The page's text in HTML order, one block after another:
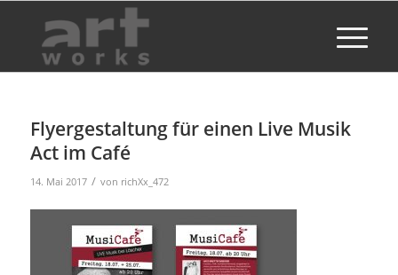
Flyergestaltung für einen Live Musik
Act im Café
14. Mai 2017 / von richXx_472